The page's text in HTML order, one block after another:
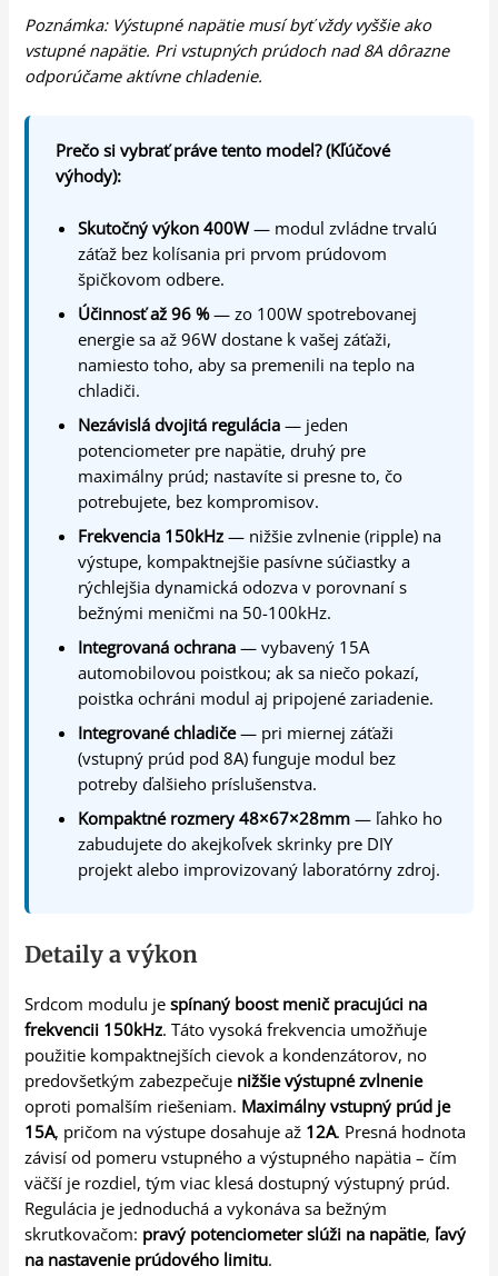
Poznámka: Výstupné napätie musí byť vždy vyššie ako
vstupné napätie. Pri vstupných prúdoch nad 8A dôrazne
odporúčame aktívne chladenie.
Prečo si vybrať práve tento model? (Kľúčové
výhody):
Skutočný výkon 400W— modul zvládne trvalú
záťaž bez kolísania pri prvom prúdovom
špičkovom odbere.
Účinnosť až 96 %— zo 100W spotrebovanej
energie sa až 96W dostane k vašej záťaži,
namiesto toho, aby sa premenili na teplo na
chladiči.
Nezávislá dvojitá regulácia — jeden
potenciometer pre napätie, druhý pre
maximálny prúd; nastavíte si presne to, čo
potrebujete, bez kompromisov.
Frekvencia 150kHz — nižšie zvlnenie (ripple) na
výstupe, kompaktnejšie pasívne súčiastky a
rýchlejšia dynamická odozva v porovnaní s
bežnými meničmi na 50-100kHz.
Integrovaná ochrana — vybavený 15A
automobilovou poistkou; ak sa niečo pokazí,
poistka ochráni modul aj pripojené zariadenie.
Integrované chladiče— pri miernej záťaži
(vstupný prúd pod 8A) funguje modul bez
potreby ďalšieho príslušenstva.
Kompaktné rozmery 48×67×28mm — ľahko ho
zabudujete do akejkoľvek skrinky pre DIY
projekt alebo improvizovaný laboratórny zdroj.
Detaily a výkon
Srdcom modulu jespínaný boost menič pracujúci na
frekvencii 150kHz. Táto vysoká frekvencia umožňuje
použitie kompaktnejších cievok a kondenzátorov, no
predovšetkým zabezpečuje nižšie výstupné zvlnenie
oproti pomalším riešeniam. Maximálny vstupný prúd je
15A, pričom na výstupe dosahuje až 12A. Presná hodnota
závisí od pomeru vstupného a výstupného napätia – čím
väčší je rozdiel, tým viac klesá dostupný výstupný prúd.
Regulácia je jednoduchá a vykonáva sa bežným
skrutkovačom: pravý potenciometer slúži na napätie, ľavý
na nastavenie prúdového limitu.